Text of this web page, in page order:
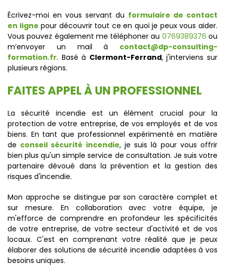
Écrivez-moi en vous servant du formulaire de contact
en ligne pour découvrir tout ce en quoi je peux vous aider.
Vous pouvez également me téléphoner au 0769389376 ou
m’envoyer un mail à contact@dp-consulting-
formation.fr. Basé à Clermont-Ferrand, j'interviens sur
plusieurs régions.
FAITES APPEL À UN PROFESSIONNEL
La sécurité incendie est un élément crucial pour la
protection de votre entreprise, de vos employés et de vos
biens. En tant que professionnel expérimenté en matière
de conseil sécurité incendie, je suis là pour vous offrir
bien plus qu'un simple service de consultation. Je suis votre
partenaire dévoué dans la prévention et la gestion des
risques d'incendie.
Mon approche se distingue par son caractère complet et
sur mesure. En collaboration avec votre équipe, je
m'efforce de comprendre en profondeur les spécificités
de votre entreprise, de votre secteur d'activité et de vos
locaux. C'est en comprenant votre réalité que je peux
élaborer des solutions de sécurité incendie adaptées à vos
besoins uniques.